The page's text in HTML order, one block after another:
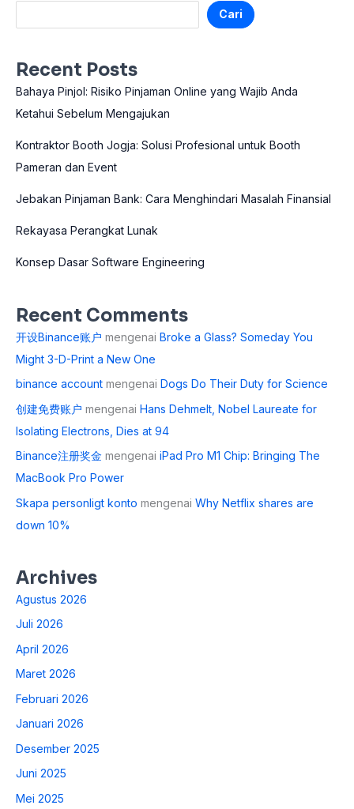
Cari
Recent Posts
Bahaya Pinjol: Risiko Pinjaman Online yang Wajib Anda
Ketahui Sebelum Mengajukan
Kontraktor Booth Jogja: Solusi Profesional untuk Booth
Pameran dan Event
Jebakan Pinjaman Bank: Cara Menghindari Masalah Finansial
Rekayasa Perangkat Lunak
Konsep Dasar Software Engineering
Recent Comments
开设Binance账户 mengenai Broke a Glass? Someday You
Might 3-D-Print a New One
binance account mengenai Dogs Do Their Duty for Science
创建免费账户 mengenai Hans Dehmelt, Nobel Laureate for
Isolating Electrons, Dies at 94
Binance注册奖金 mengenai iPad Pro M1 Chip: Bringing The
MacBook Pro Power
Skapa personligt konto mengenai Why Netflix shares are
down 10%
Archives
Agustus 2026
Juli 2026
April 2026
Maret 2026
Februari 2026
Januari 2026
Desember 2025
Juni 2025
Mei 2025